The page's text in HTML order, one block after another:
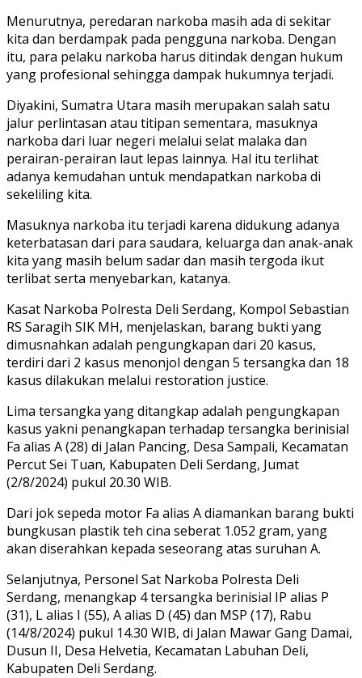
Menurutnya, peredaran narkoba masih ada di sekitar
kita dan berdampak pada pengguna narkoba. Dengan
itu, para pelaku narkoba harus ditindak dengan hukum
yang profesional sehingga dampak hukumnya terjadi.
Diyakini, Sumatra Utara masih merupakan salah satu
jalur perlintasan atau titipan sementara, masuknya
narkoba dari luar negeri melalui selat malaka dan
perairan-perairan laut lepas lainnya. Hal itu terlihat
adanya kemudahan untuk mendapatkan narkoba di
sekeliling kita.
Masuknya narkoba itu terjadi karena didukung adanya
keterbatasan dari para saudara, keluarga dan anak-anak
kita yang masih belum sadar dan masih tergoda ikut
terlibat serta menyebarkan, katanya.
Kasat Narkoba Polresta Deli Serdang, Kompol Sebastian
RS Saragih SIK MH, menjelaskan, barang bukti yang
dimusnahkan adalah pengungkapan dari 20 kasus,
terdiri dari 2 kasus menonjol dengan 5 tersangka dan 18
kasus dilakukan melalui restoration justice.
Lima tersangka yang ditangkap adalah pengungkapan
kasus yakni penangkapan terhadap tersangka berinisial
Fa alias A (28) di Jalan Pancing, Desa Sampali, Kecamatan
Percut Sei Tuan, Kabupaten Deli Serdang, Jumat
(2/8/2024) pukul 20.30 WIB.
Dari jok sepeda motor Fa alias A diamankan barang bukti
bungkusan plastik teh cina seberat 1.052 gram, yang
akan diserahkan kepada seseorang atas suruhan A.
Selanjutnya, Personel Sat Narkoba Polresta Deli
Serdang, menangkap 4 tersangka berinisial IP alias P
(31), L alias I (55), A alias D (45) dan MSP (17), Rabu
(14/8/2024) pukul 14.30 WIB, di Jalan Mawar Gang Damai,
Dusun II, Desa Helvetia, Kecamatan Labuhan Deli,
Kabupaten Deli Serdang.